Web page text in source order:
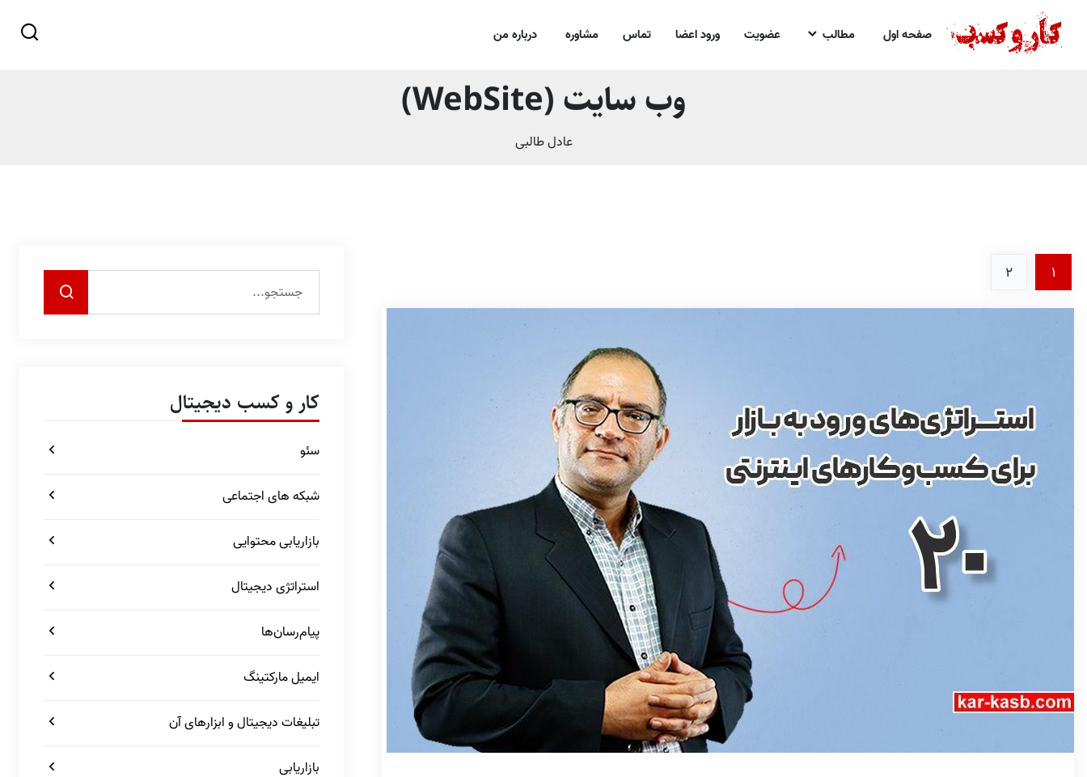
صفحه اول مطالب عضویت ورود اعضا تماس مشاوره درباره من
وب سایت (WebSite)
عادل طالبی
1
2
کار و کسب دیجیتال
سئو
شبکه های اجتماعی
بازاریابی محتوایی
استراتژی دیجیتال
پیام‌رسان‌ها
ایمیل مارکتینگ
تبلیغات دیجیتال و ابزارهای آن
بازاریابی